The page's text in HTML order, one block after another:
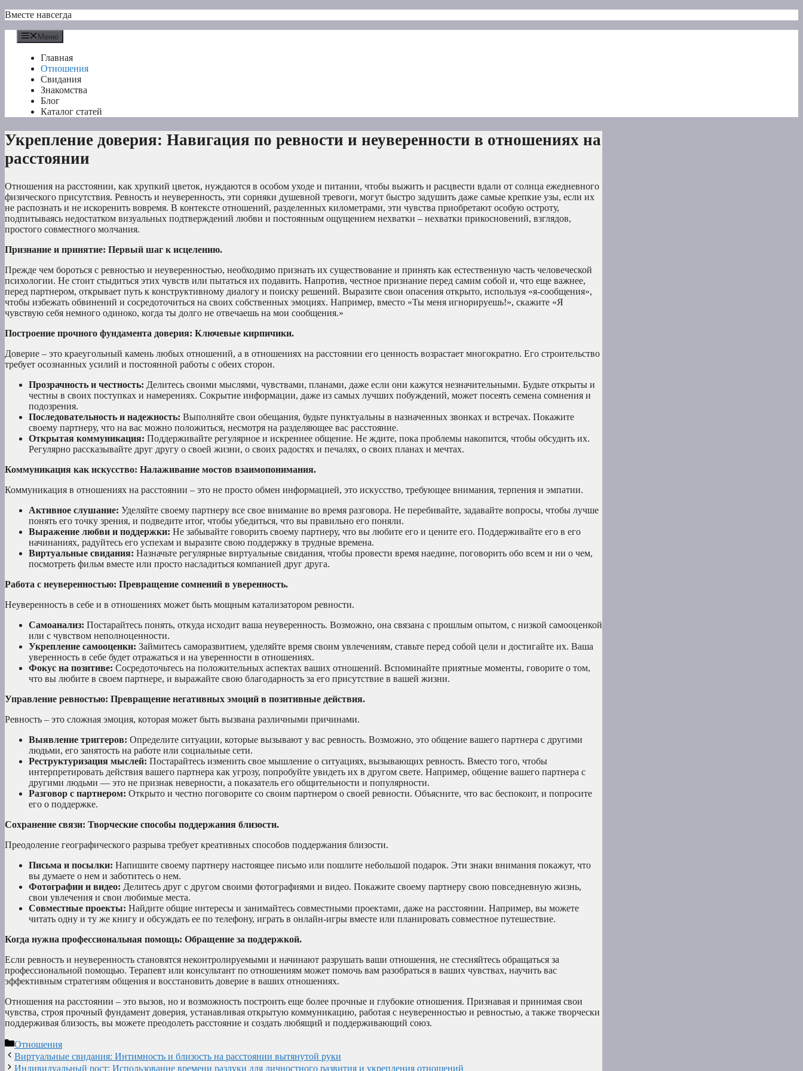
Перейти
содержимому
Вместе навсегда
Меню
Главная
Отношения
Свидания
Знакомства
Блог
Каталог статей
Укрепление доверия: Навигация по ревности и неуверенности в отношениях на
расстоянии
Отношения на расстоянии, как хрупкий цветок, нуждаются в особом уходе и питании, чтобы выжить и расцвести вдали от солнца ежедневного
физического присутствия. Ревность и неуверенность, эти сорняки душевной тревоги, могут быстро задушить даже самые крепкие узы, если их
не распознать и не искоренить вовремя. В контексте отношений, разделенных километрами, эти чувства приобретают особую остроту,
подпитываясь недостатком визуальных подтверждений любви и постоянным ощущением нехватки – нехватки прикосновений, взглядов,
простого совместного молчания.
Признание и принятие: Первый шаг к исцелению.
Прежде чем бороться с ревностью и неуверенностью, необходимо признать их существование и принять как естественную часть человеческой
психологии. Не стоит стыдиться этих чувств или пытаться их подавить. Напротив, честное признание перед самим собой и, что еще важнее,
перед партнером, открывает путь к конструктивному диалогу и поиску решений. Выразите свои опасения открыто, используя «я-сообщения»,
чтобы избежать обвинений и сосредоточиться на своих собственных эмоциях. Например, вместо «Ты меня игнорируешь!», скажите «Я
чувствую себя немного одиноко, когда ты долго не отвечаешь на мои сообщения.»
Построение прочного фундамента доверия: Ключевые кирпичики.
Доверие – это краеугольный камень любых отношений, а в отношениях на расстоянии его ценность возрастает многократно. Его строительство
требует осознанных усилий и постоянной работы с обеих сторон.
Прозрачность и честность: Делитесь своими мыслями, чувствами, планами, даже если они кажутся незначительными. Будьте открыты и
честны в своих поступках и намерениях. Сокрытие информации, даже из самых лучших побуждений, может посеять семена сомнения и
подозрения.
Последовательность и надежность: Выполняйте свои обещания, будьте пунктуальны в назначенных звонках и встречах. Покажите
своему партнеру, что на вас можно положиться, несмотря на разделяющее вас расстояние.
Открытая коммуникация: Поддерживайте регулярное и искреннее общение. Не ждите, пока проблемы накопится, чтобы обсудить их.
Регулярно рассказывайте друг другу о своей жизни, о своих радостях и печалях, о своих планах и мечтах.
Коммуникация как искусство: Налаживание мостов взаимопонимания.
Коммуникация в отношениях на расстоянии – это не просто обмен информацией, это искусство, требующее внимания, терпения и эмпатии.
Активное слушание: Уделяйте своему партнеру все свое внимание во время разговора. Не перебивайте, задавайте вопросы, чтобы лучше
понять его точку зрения, и подведите итог, чтобы убедиться, что вы правильно его поняли.
Выражение любви и поддержки: Не забывайте говорить своему партнеру, что вы любите его и цените его. Поддерживайте его в его
начинаниях, радуйтесь его успехам и выразите свою поддержку в трудные времена.
Виртуальные свидания: Назначьте регулярные виртуальные свидания, чтобы провести время наедине, поговорить обо всем и ни о чем,
посмотреть фильм вместе или просто насладиться компанией друг друга.
Работа с неуверенностью: Превращение сомнений в уверенность.
Неуверенность в себе и в отношениях может быть мощным катализатором ревности.
Самоанализ: Постарайтесь понять, откуда исходит ваша неуверенность. Возможно, она связана с прошлым опытом, с низкой самооценкой
или с чувством неполноценности.
Укрепление самооценки: Займитесь саморазвитием, уделяйте время своим увлечениям, ставьте перед собой цели и достигайте их. Ваша
уверенность в себе будет отражаться и на уверенности в отношениях.
Фокус на позитиве: Сосредоточьтесь на положительных аспектах ваших отношений. Вспоминайте приятные моменты, говорите о том,
что вы любите в своем партнере, и выражайте свою благодарность за его присутствие в вашей жизни.
Управление ревностью: Превращение негативных эмоций в позитивные действия.
Ревность – это сложная эмоция, которая может быть вызвана различными причинами.
Выявление триггеров: Определите ситуации, которые вызывают у вас ревность. Возможно, это общение вашего партнера с другими
людьми, его занятость на работе или социальные сети.
Реструктуризация мыслей: Постарайтесь изменить свое мышление о ситуациях, вызывающих ревность. Вместо того, чтобы
интерпретировать действия вашего партнера как угрозу, попробуйте увидеть их в другом свете. Например, общение вашего партнера с
другими людьми — это не признак неверности, а показатель его общительности и популярности.
Разговор с партнером: Открыто и честно поговорите со своим партнером о своей ревности. Объясните, что вас беспокоит, и попросите
его о поддержке.
Сохранение связи: Творческие способы поддержания близости.
Преодоление географического разрыва требует креативных способов поддержания близости.
Письма и посылки: Напишите своему партнеру настоящее письмо или пошлите небольшой подарок. Эти знаки внимания покажут, что
вы думаете о нем и заботитесь о нем.
Фотографии и видео: Делитесь друг с другом своими фотографиями и видео. Покажите своему партнеру свою повседневную жизнь,
свои увлечения и свои любимые места.
Совместные проекты: Найдите общие интересы и занимайтесь совместными проектами, даже на расстоянии. Например, вы можете
читать одну и ту же книгу и обсуждать ее по телефону, играть в онлайн-игры вместе или планировать совместное путешествие.
Когда нужна профессиональная помощь: Обращение за поддержкой.
Если ревность и неуверенность становятся неконтролируемыми и начинают разрушать ваши отношения, не стесняйтесь обращаться за
профессиональной помощью. Терапевт или консультант по отношениям может помочь вам разобраться в ваших чувствах, научить вас
эффективным стратегиям общения и восстановить доверие в ваших отношениях.
Отношения на расстоянии – это вызов, но и возможность построить еще более прочные и глубокие отношения. Признавая и принимая свои
чувства, строя прочный фундамент доверия, устанавливая открытую коммуникацию, работая с неуверенностью и ревностью, а также творчески
поддерживая близость, вы можете преодолеть расстояние и создать любящий и поддерживающий союз.
Рубрики
Отношения
Виртуальные свидания: Интимность и близость на расстоянии вытянутой руки
Индивидуальный рост: Использование времени разлуки для личностного развития и укрепления отношений